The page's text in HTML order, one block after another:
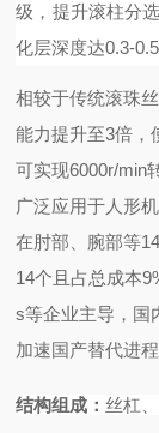
级，提升滚柱分
化层深度达0.3-
相较于传统滚珠
能力提升至3倍，
可实现6000r/min
广泛应用于人形
在肘部、腕部等
14个且占总成本
s等企业主导，国
加速国产替代进程
结构组成 ：丝杠